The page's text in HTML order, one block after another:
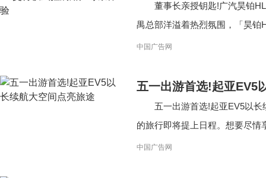
董事长亲授钥匙!广汽昊铂
禺总部洋溢着热烈氛围，「昊铂
中国广告网
五一出游首选!起亚EV5
五一出游首选!起亚EV5以
的旅行即将提上日程。想要尽情
中国广告网